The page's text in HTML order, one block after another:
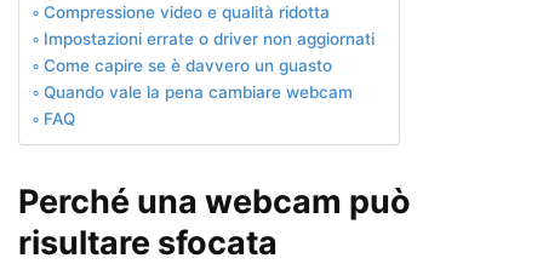
Compressione video e qualità ridotta
Impostazioni errate o driver non aggiornati
Come capire se è davvero un guasto
Quando vale la pena cambiare webcam
FAQ
Perché una webcam può
risultare sfocata